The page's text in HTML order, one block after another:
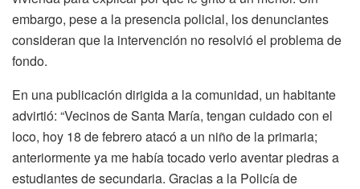
embargo, pese a la presencia policial, los denunciantes
consideran que la intervención no resolvió el problema de
fondo.
En una publicación dirigida a la comunidad, un habitante
advirtió: “Vecinos de Santa María, tengan cuidado con el
loco, hoy 18 de febrero atacó a un niño de la primaria;
anteriormente ya me había tocado verlo aventar piedras a
estudiantes de secundaria. Gracias a la Policía de